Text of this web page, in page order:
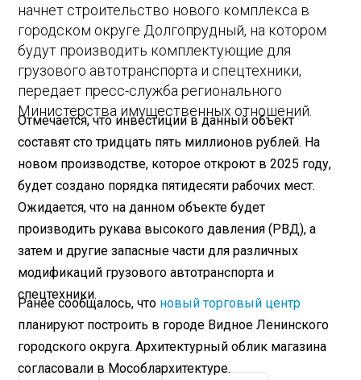
начнет строительство нового комплекса в
городском округе Долгопрудный, на котором
будут производить комплектующие для
грузового автотранспорта и спецтехники,
передает пресс-служба регионального
Министерства имущественных отношений.
Отмечается, что инвестиции в данный объект
составят сто тридцать пять миллионов рублей. На
новом производстве, которое откроют в 2025 году,
будет создано порядка пятидесяти рабочих мест.
Ожидается, что на данном объекте будет
производить рукава высокого давления (РВД), а
затем и другие запасные части для различных
модификаций грузового автотранспорта и
спецтехники.
Ранее сообщалось, что новый торговый центр
планируют построить в городе Видное Ленинского
городского округа. Архитектурный облик магазина
согласовали в Мособлархитектуре.